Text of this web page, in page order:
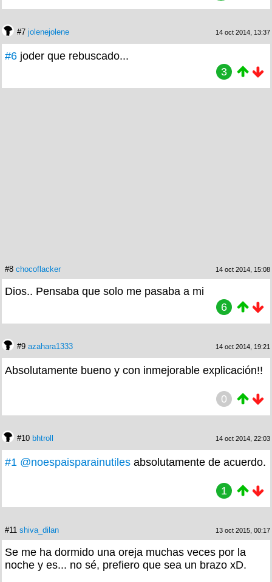
#7 jolenejolene 14 oct 2014, 13:37
#6 joder que rebuscado...
3
#8 chocoflacker 14 oct 2014, 15:08
Dios.. Pensaba que solo me pasaba a mi
6
#9 azahara1333 14 oct 2014, 19:21
Absolutamente bueno y con inmejorable explicación!!
0
#10 bhtroll 14 oct 2014, 22:03
#1 @noespaisparainutiles absolutamente de acuerdo.
1
#11 shiva_dilan 13 oct 2015, 00:17
Se me ha dormido una oreja muchas veces por la
noche y es... no sé, prefiero que sea un brazo xD.